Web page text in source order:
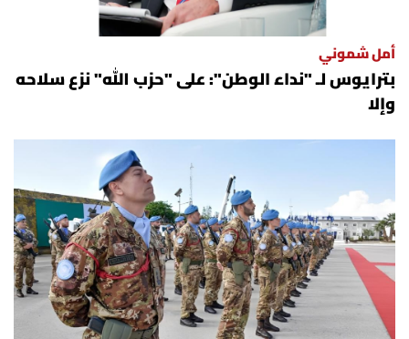
أمل شموني
بترايوس لـ "نداء الوطن": على "حزب الله" نزع سلاحه
وإلا